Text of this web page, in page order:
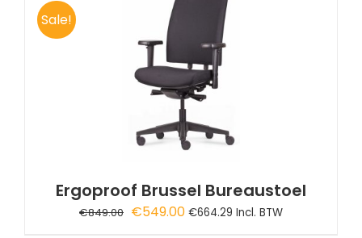
Sale!
Ergoproof Brussel Bureaustoel
€849.00 Oorspronkelijke
€549.00Huidige
€664.29 Incl. BTW